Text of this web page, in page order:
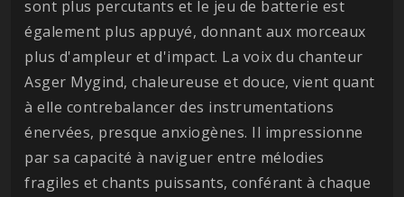
sont plus percutants et le jeu de batterie est
également plus appuyé, donnant aux morceaux
plus d'ampleur et d'impact. La voix du chanteur
Asger Mygind, chaleureuse et douce, vient quant
à elle contrebalancer des instrumentations
énervées, presque anxiogènes. Il impressionne
par sa capacité à naviguer entre mélodies
fragiles et chants puissants, conférant à chaque